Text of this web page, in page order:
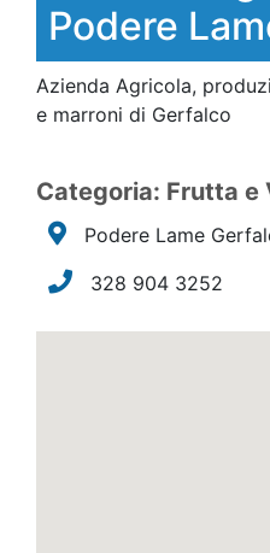
Podere
Azienda Agricola,
e marroni di Gerfalco
Categoria: Frutta e
Podere Lame
328 904 3252